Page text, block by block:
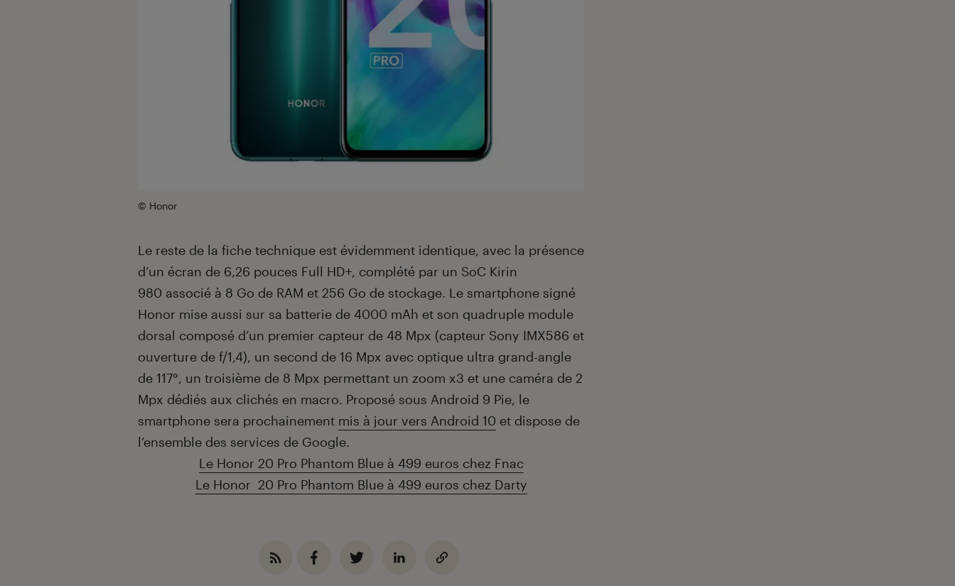
© Honor
Le reste de la fiche technique est évidemment identique, avec la présence
d’un écran de 6,26 pouces Full HD+, complété par un SoC Kirin
980 associé à 8 Go de RAM et 256 Go de stockage. Le smartphone signé
Honor mise aussi sur sa batterie de 4000 mAh et son quadruple module
dorsal composé d’un premier capteur de 48 Mpx (capteur Sony IMX586 et
ouverture de f/1,4), un second de 16 Mpx avec optique ultra grand-angle
de 117°, un troisième de 8 Mpx permettant un zoom x3 et une caméra de 2
Mpx dédiés aux clichés en macro. Proposé sous Android 9 Pie, le
smartphone sera prochainement mis à jour vers Android 10 et dispose de
l’ensemble des services de Google.
Le Honor 20 Pro Phantom Blue à 499 euros chez Fnac
Le Honor 20 Pro Phantom Blue à 499 euros chez Darty